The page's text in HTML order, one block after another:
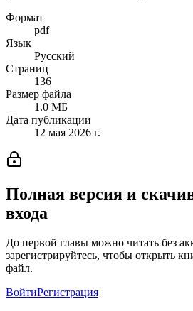
Формат
pdf
Язык
Русский
Страниц
136
Размер файла
1.0 МБ
Дата публикации
12 мая 2026 г.
Полная версия и
входа
До первой главы можно читать без
зарегистрируйтесь, чтобы открыть
файл.
ВойтиРегистрация